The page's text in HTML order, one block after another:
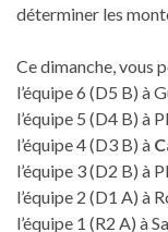
déterminer les
Ce dimanche, vous
l’équipe 6 (D5 B) à
l’équipe 5 (D4 B) à
l’équipe 4 (D3 B) à
l’équipe 3 (D2 B) à
l’équipe 2 (D1 A) à
l’équipe 1 (R2 A) à